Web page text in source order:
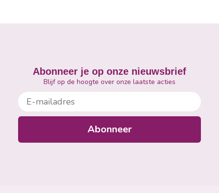
Abonneer je op onze nieuwsbrief
Blijf op de hoogte over onze laatste acties
E-mailadres
Abonneer